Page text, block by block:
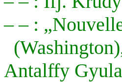
– – :
Antalffy